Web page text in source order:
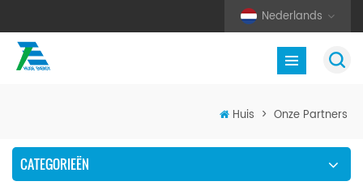
Nederlands
Huis > Onze Partners
CATEGORIEËN